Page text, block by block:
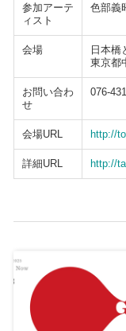
参加アーテ
ィスト
色部義
会場
日本橋
東京都
お問い合わ
せ
076-
会場URL http://
詳細URL http://